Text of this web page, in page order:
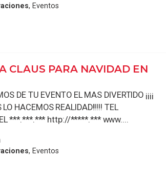
, Eventos
CLAUS PARA NAVIDAD EN
DE TU EVENTO EL MAS DIVERTIDO ¡¡¡¡
HACEMOS REALIDAD!!!!! TEL
***.***.*** http://*****.*** www....
, Eventos